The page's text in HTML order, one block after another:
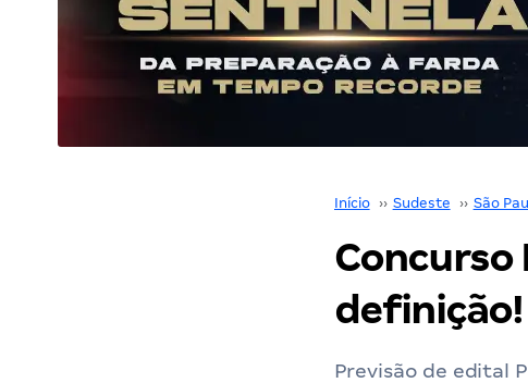
Início ›› Sudeste ›› São
Concurso
definição!
Previsão de edital